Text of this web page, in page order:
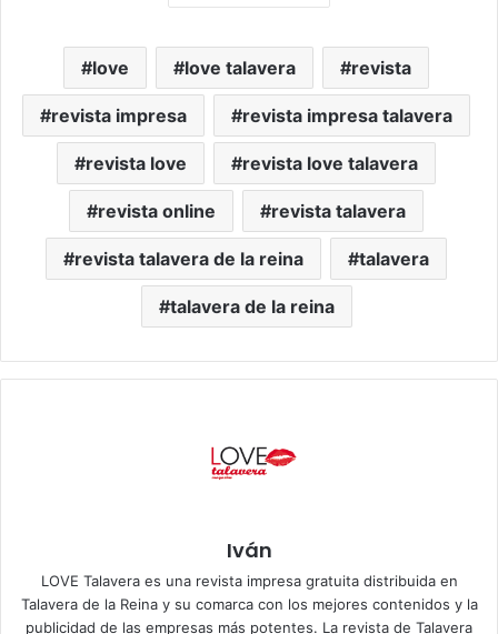
love love talavera revista
revista impresa revista impresa talavera
revista love revista love talavera
revista online revista talavera
revista talavera de la reina talavera
talavera de la reina
Iván
LOVE Talavera es una revista impresa gratuita distribuida en
Talavera de la Reina y su comarca con los mejores contenidos y la
publicidad de las empresas más potentes. La revista de Talavera